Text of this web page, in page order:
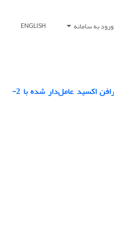
ورود به سامانه ENGLISH
روش موثر و سازگار با محیط زیست جهت تهیه آمیدوآلکیل نفتول ها در شرایط بدون حلال با استفاده از کاتالیزگر جدید گرافن اکسید عامل‌دار شده با 2-